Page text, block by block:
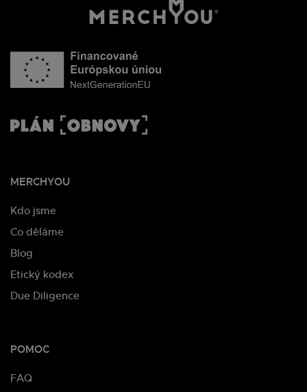
MERCHYOU
Kdo jsme
Co děláme
Blog
Etický kodex
Due Diligence
POMOC
FAQ